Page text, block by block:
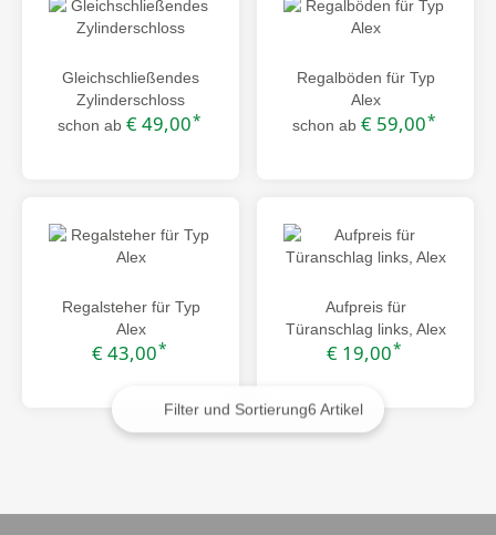
Filter und Sortierung6 Artikel
Gleichschließendes
Zylinderschloss
schon ab € 49,00*
Regalböden für Typ
Alex
schon ab € 59,00*
Regalsteher für Typ
Alex
€ 43,00*
Aufpreis für
Türanschlag links, Alex
€ 19,00*